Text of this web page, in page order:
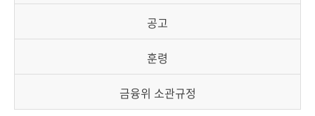
공고
훈령
금융위 소관규정